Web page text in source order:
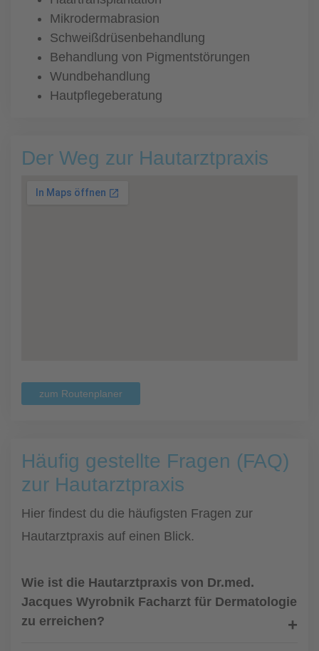
Mikrodermabrasion
Schweißdrüsenbehandlung
Behandlung von Pigmentstörungen
Wundbehandlung
Hautpflegeberatung
Der Weg zur Hautarztpraxis
zum Routenplaner
Häufig gestellte Fragen (FAQ)
zur Hautarztpraxis
Hier findest du die häufigsten Fragen zur
Hautarztpraxis auf einen Blick.
Wie ist die Hautarztpraxis von Dr.med.
Jacques Wyrobnik Facharzt für Dermatologie
zu erreichen?